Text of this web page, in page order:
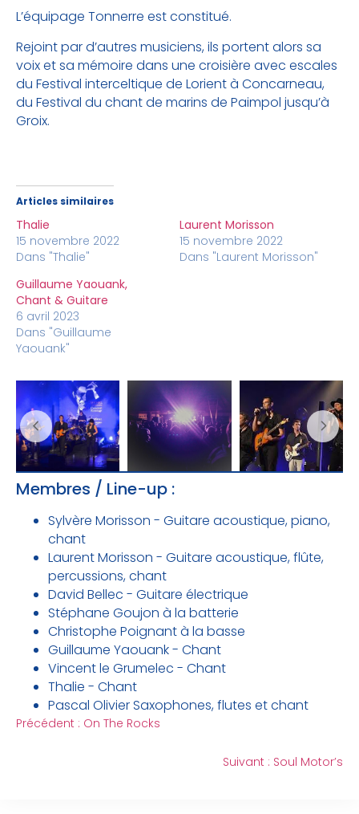
L’équipage Tonnerre est constitué.
Rejoint par d’autres musiciens, ils portent alors sa
voix et sa mémoire dans une croisière avec escales
du Festival interceltique de Lorient à Concarneau,
du Festival du chant de marins de Paimpol jusqu’à
Groix.
Articles similaires
Thalie
15 novembre 2022
Dans "Thalie"
Laurent Morisson
15 novembre 2022
Dans "Laurent Morisson"
Guillaume Yaouank,
Chant & Guitare
6 avril 2023
Dans "Guillaume
Yaouank"
Membres / Line-up :
Sylvère Morisson - Guitare acoustique, piano,
chant
Laurent Morisson - Guitare acoustique, flûte,
percussions, chant
David Bellec - Guitare électrique
Stéphane Goujon à la batterie
Christophe Poignant à la basse
Guillaume Yaouank - Chant
Vincent le Grumelec - Chant
Thalie - Chant
Pascal Olivier Saxophones, flutes et chant
Précédent : On The Rocks
Suivant : Soul Motor’s